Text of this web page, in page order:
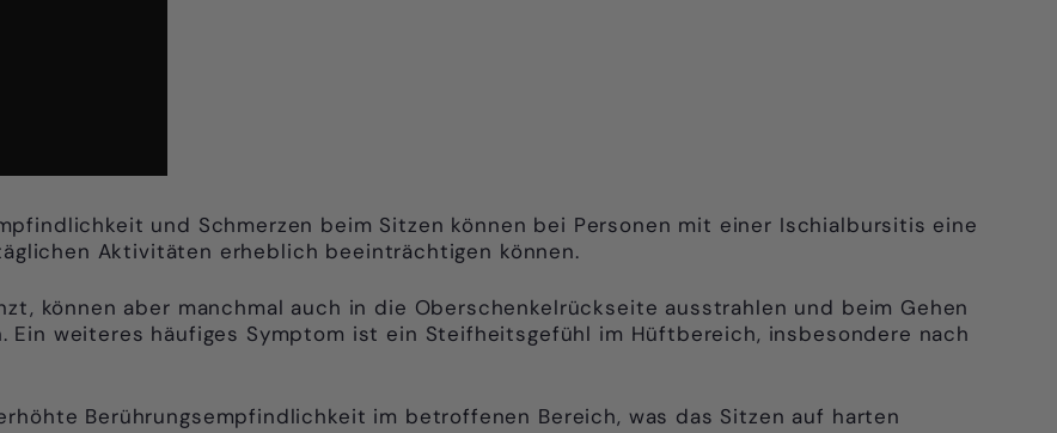
und Schmerzen beim Sitzen können bei Personen mit einer Ischialbursitis eine
Aktivitäten erheblich beeinträchtigen können.
können aber manchmal auch in die Oberschenkelrückseite ausstrahlen und beim Gehen
Ein weiteres häufiges Symptom ist ein Steifheitsgefühl im Hüftbereich, insbesondere nach
Berührungsempfindlichkeit im betroffenen Bereich, was das Sitzen auf harten